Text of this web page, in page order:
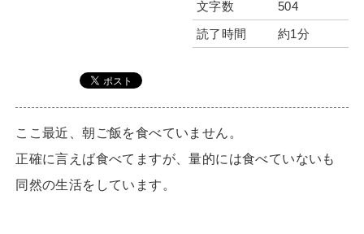
文字数
504
読了時間
約1分
ここ最近、朝ご飯を食べていません。
正確に言えば食べてますが、量的には食べていないも
同然の生活をしています。